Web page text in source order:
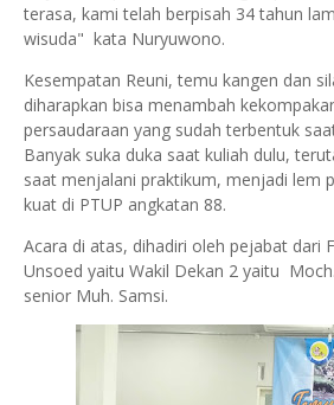
terasa, kami telah berpisah 34 tahun
wisuda" kata Nuryuwono.
Kesempatan Reuni, temu kangen dan
diharapkan bisa menambah
persaudaraan yang sudah terbentuk
Banyak suka duka saat kuliah dulu,
saat menjalani praktikum, menjadi lem
kuat di PTUP angkatan 88.
Acara di atas, dihadiri oleh pejabat dari
Unsoed yaitu Wakil Dekan 2 yaitu
senior Muh. Samsi.